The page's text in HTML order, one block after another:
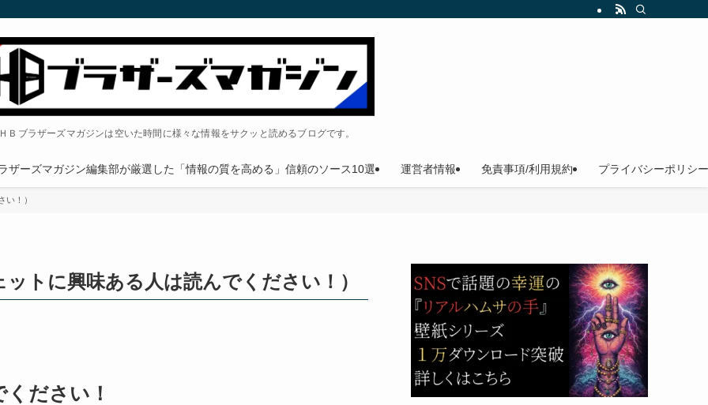
Ｂブラザーズマガジンは空いた時間に様々な情報をサクッと読めるブログです。
ザーズマガジン編集部が厳選した「情報の質を高める」信頼のソース10選 運営者情報 免責事項/利用規約 プライバシーポリシー
い！）
トに興味ある人は読んでください！）
ださい！